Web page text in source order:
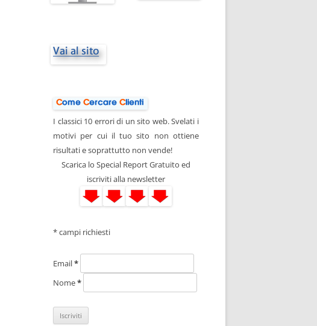
I classici 10 errori di un sito web. Svelati i
motivi per cui il tuo sito non ottiene
risultati e soprattutto non vende!
Scarica lo Special Report Gratuito ed
iscriviti alla newsletter
* campi richiesti
Email*
Nome*